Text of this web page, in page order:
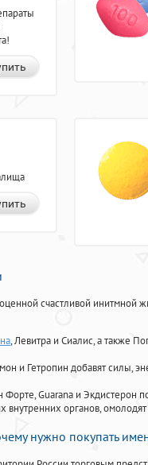
счастливой инитмной
, Левитра и Сиалис, а также
и Гетропин добавят силы,
Guarana и Экдистерон
внутренних органов,
нужно покупать